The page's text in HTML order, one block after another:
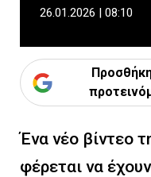
26.01.2026 | 08:10
Ένα νέο βίντεο
φέρεται να